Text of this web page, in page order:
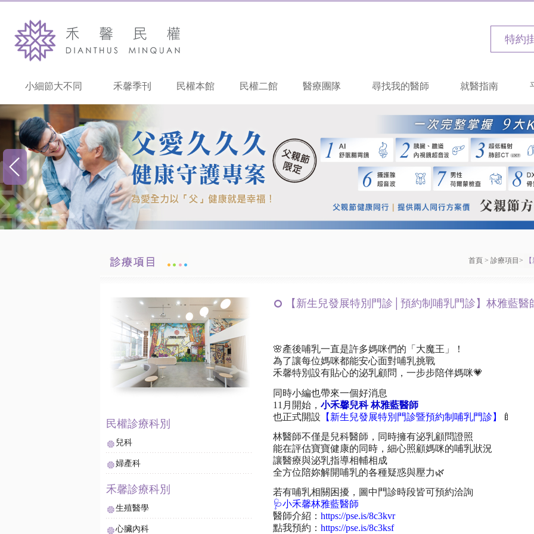
特約
小細節大不同 禾馨季刊 民權本館 民權二館 醫療團隊 尋找我的醫師 就醫指南
首頁 > 診療項目 >
兒科
婦產科
生殖醫學
心臟內科
【新生兒發展特別門診│預約制哺乳門診】林雅藍醫
🌸產後哺乳一直是許多媽咪們的「大魔王」！
為了讓每位媽咪都能安心面對哺乳挑戰
禾馨特別設有貼心的泌乳顧問，一步步陪伴媽咪💗
同時小編也帶來一個好消息
11月開始，小禾馨兒科 林雅藍醫師
也正式開設 【新生兒發展特別門診暨預約制哺乳門診】
🍼
林醫師不僅是兒科醫師，同時擁有泌乳顧問證照
能在評估寶寶健康的同時，細心照顧媽咪的哺乳狀況
讓醫療與泌乳指導相輔相成
全方位陪妳解開哺乳的各種疑惑與壓力🌿
若有哺乳相關困擾，圖中門診時段皆可預約洽詢
🩺小禾馨林雅藍醫師
醫師介紹：https://pse.is/8c3kvr
點我預約：https://pse.is/8c3ksf